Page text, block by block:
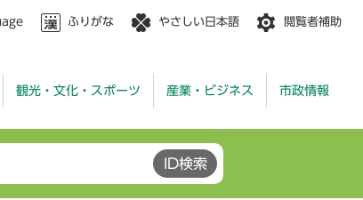
ふりがな やさしい日本語 閲覧者補助
観光・文化・スポーツ 産業・ビジネス 市政情報